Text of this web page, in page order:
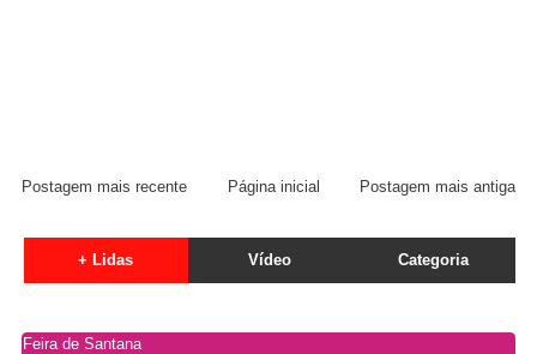
Postagem mais recente Postagem mais antiga
Página inicial
+ Lidas Vídeo Categoria
Feira de Santana